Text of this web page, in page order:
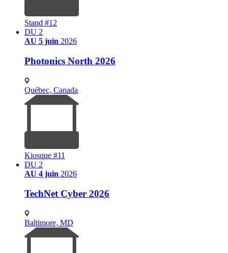
Stand #12
DU 2
AU 5 juin 2026
Photonics North 2026
Québec, Canada
Kiosque #11
DU 2
AU 4 juin 2026
TechNet Cyber 2026
Baltimore, MD